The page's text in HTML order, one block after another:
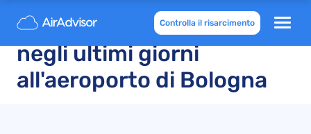
Controlla il risarcimento
Voli in ritardo e cancellati
negli ultimi giorni
all'aeroporto di Bologna